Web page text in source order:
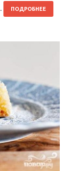
ПОДРОБНЕЕ